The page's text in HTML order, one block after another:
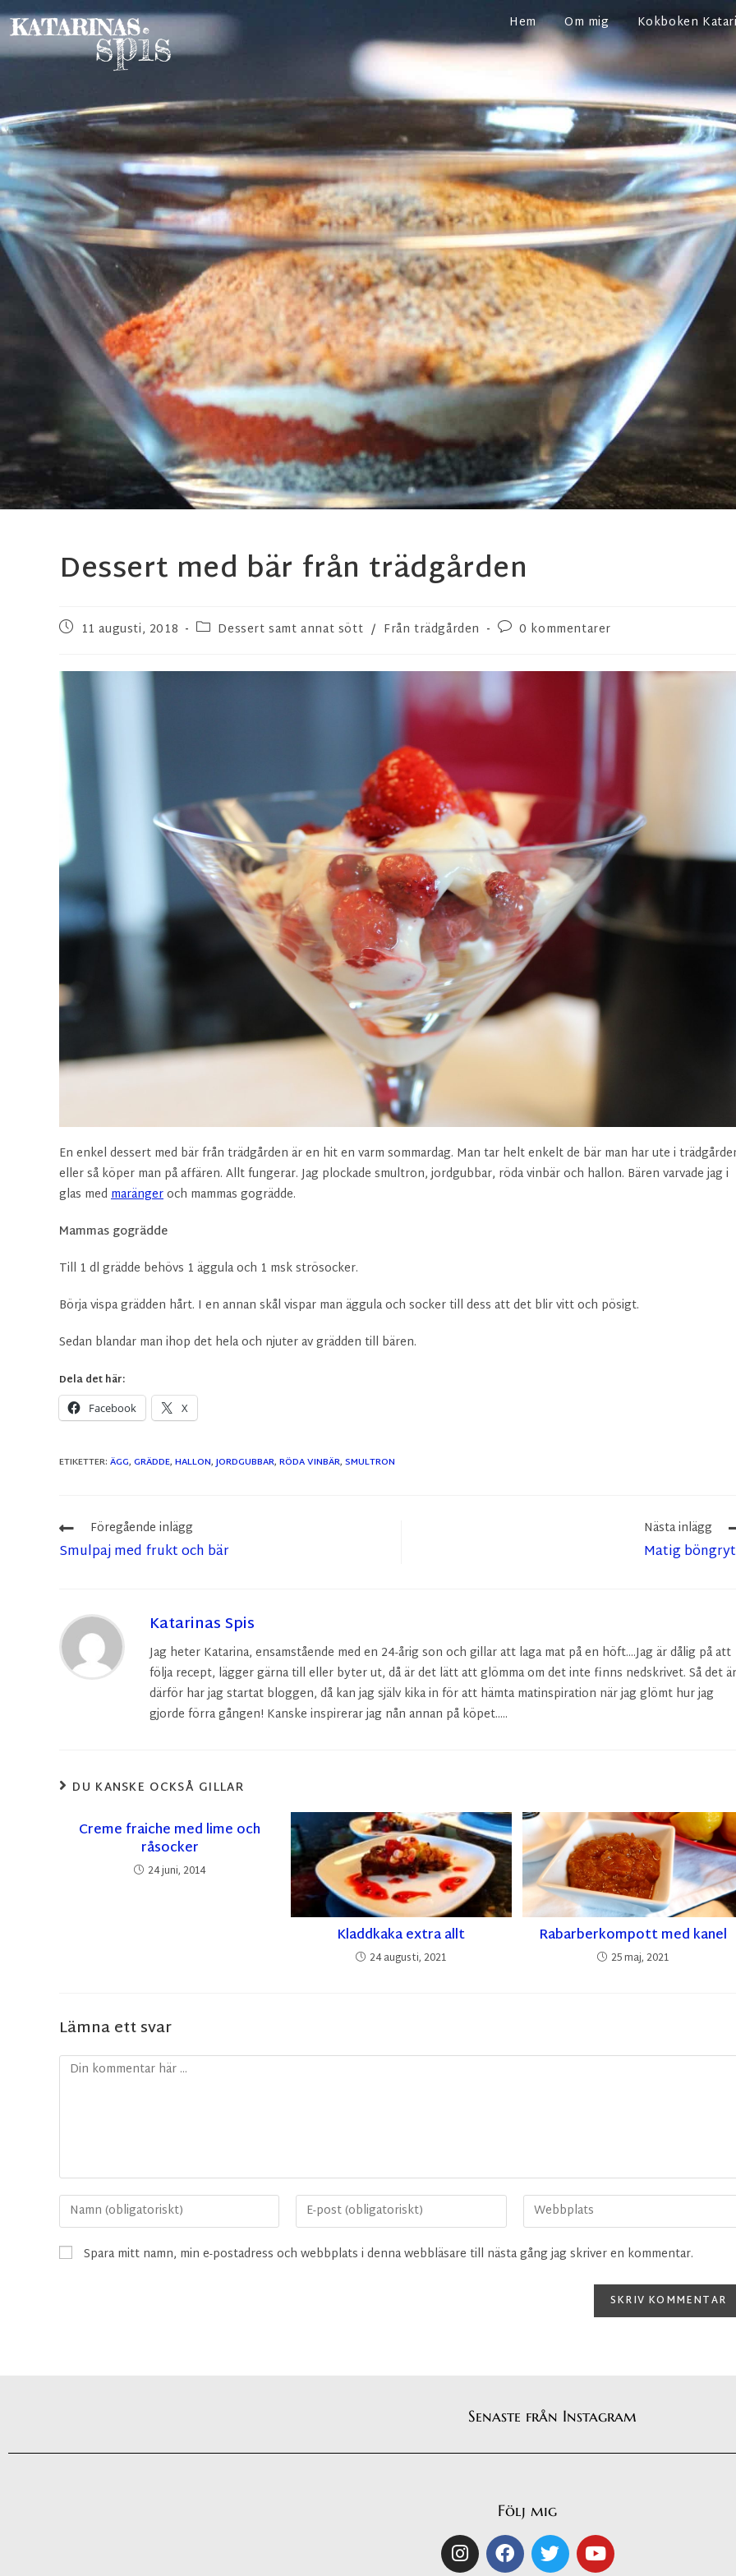
Hem Om mig Kokboken
Dessert med bär från trädgården
11 augusti, 2018 Dessert samt annat sött / Från trädgården 0 kommentarer
En enkel dessert med bär från trädgården är en hit en varm sommardag. Man tar helt enkelt de bär man har ute i
eller så köper man på affären. Allt fungerar. Jag plockade smultron, jordgubbar, röda vinbär och hallon. Bären varvade jag i
glas med marängeroch mammas gogrädde.
Mammas gogrädde
Till 1 dl grädde behövs 1 äggula och 1 msk strösocker.
Börja vispa grädden hårt. I en annan skål vispar man äggula och socker till dess att det blir vitt och pösigt.
Sedan blandar man ihop det hela och njuter av grädden till bären.
Dela det här:
Facebook X
ETIKETTER: ÄGG, GRÄDDE, HALLON, JORDGUBBAR, RÖDA VINBÄR, SMULTRON
Föregående inlägg
Smulpaj med frukt och bär
Nästa inlägg
Matig
Katarinas Spis
Jag heter Katarina, ensamstående med en 24-årig son och gillar att laga mat på en höft....Jag är dålig på att
följa recept, lägger gärna till eller byter ut, då är det lätt att glömma om det inte finns nedskrivet. Så det är
därför har jag startat bloggen, då kan jag själv kika in för att hämta matinspiration när jag glömt hur jag
gjorde förra gången! Kanske inspirerar jag nån annan på köpet.....
DU KANSKE OCKSÅ GILLAR
Creme fraiche med lime och
råsocker
24 juni, 2014
Kladdkaka extra allt
24 augusti, 2021
Rabarberkompott med kanel
25 maj, 2021
Lämna ett svar
Spara mitt namn, min e-postadress och webbplats i denna webbläsare till nästa gång jag skriver en kommentar.
Senaste från Instagram
Följ mig